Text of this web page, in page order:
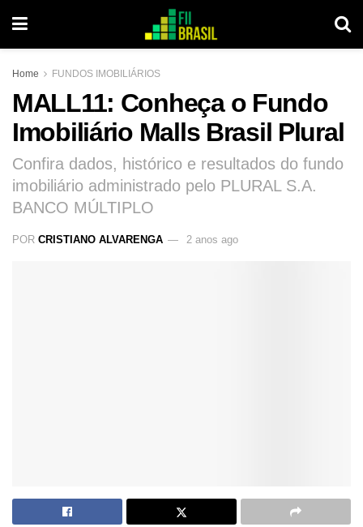
Home FUNDOS IMOBILIÁRIOS
MALL11: Conheça o Fundo
Imobiliário Malls Brasil Plural
Confira dados, histórico e resultados do fundo
imobiliário administrado pelo PLURAL S.A.
BANCO MÚLTIPLO
POR CRISTIANO ALVARENGA 2 anos ago